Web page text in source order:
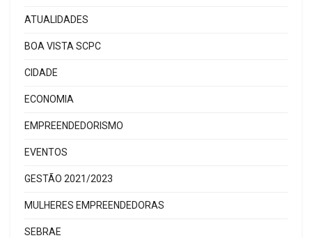
ATUALIDADES
BOA VISTA SCPC
CIDADE
ECONOMIA
EMPREENDEDORISMO
EVENTOS
GESTÃO 2021/2023
MULHERES EMPREENDEDORAS
SEBRAE